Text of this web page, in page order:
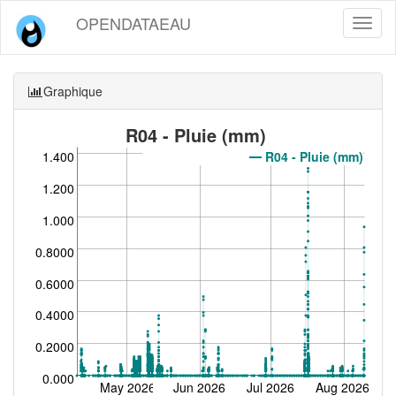
OPENDATAEAU
Graphique
R04 - Pluie (mm)
R04 - Pluie (mm)
0.000
0.2000
0.4000
0.6000
0.8000
1.000
1.200
1.400
May 2026 Jun 2026 Jul 2026 Aug 2026